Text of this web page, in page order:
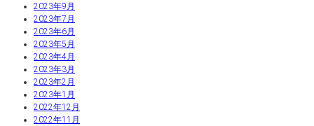
2023年9月
2023年7月
2023年6月
2023年5月
2023年4月
2023年3月
2023年2月
2023年1月
2022年12月
2022年11月